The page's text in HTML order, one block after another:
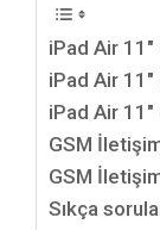
iPad Air
iPad Air
iPad Air 11″
GSM
GSM
Sıkça